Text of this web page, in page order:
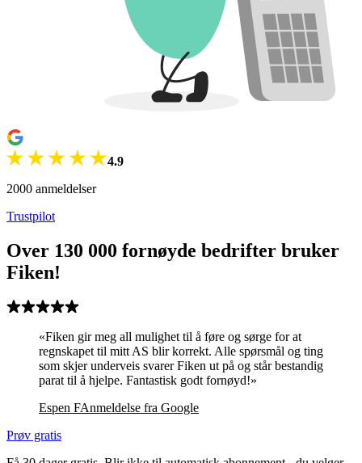
4.9
2000 anmeldelser
Trustpilot
Over 130 000 fornøyde bedrifter bruker
Fiken!
«Fiken gir meg all mulighet til å føre og sørge for at
regnskapet til mitt AS blir korrekt. Alle spørsmål og ting
som skjer underveis svarer Fiken ut på og står bestandig
parat til å hjelpe. Fantastisk godt fornøyd!»
Espen FAnmeldelse fra Google
Prøv gratis